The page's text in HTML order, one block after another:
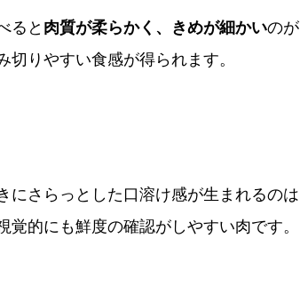
ると 肉質が柔らかく、きめが細かいのが
りやすい食感が得られます。
にさらっとした口溶け感が生まれるのは
的にも鮮度の確認がしやすい肉です。